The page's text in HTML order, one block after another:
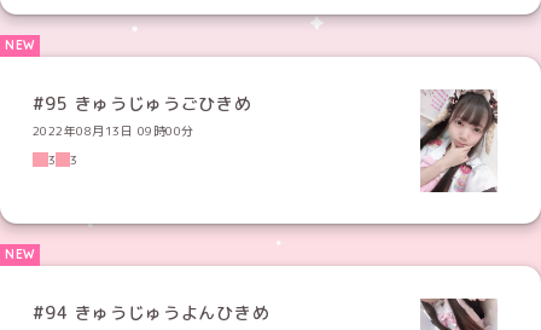
#95 きゅうじゅうごひきめ
2022年08月13日 09時00分
3
3
#94 きゅうじゅうよんひきめ